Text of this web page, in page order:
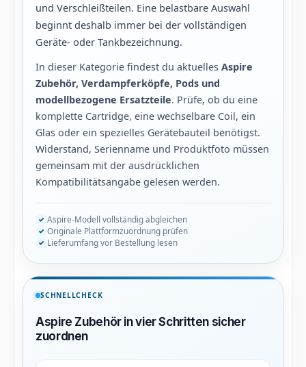
und Verschleißteilen. Eine belastbare Auswahl
beginnt deshalb immer bei der vollständigen
Geräte- oder Tankbezeichnung.
In dieser Kategorie findest du aktuelles Aspire
Zubehör, Verdampferköpfe, Pods und
modellbezogene Ersatzteile. Prüfe, ob du eine
komplette Cartridge, eine wechselbare Coil, ein
Glas oder ein spezielles Gerätebauteil benötigst.
Widerstand, Serienname und Produktfoto müssen
gemeinsam mit der ausdrücklichen
Kompatibilitätsangabe gelesen werden.
Aspire-Modell vollständig abgleichen
Originale Plattformzuordnung prüfen
Lieferumfang vor Bestellung lesen
SCHNELLCHECK
Aspire Zubehör in vier Schritten sicher
zuordnen